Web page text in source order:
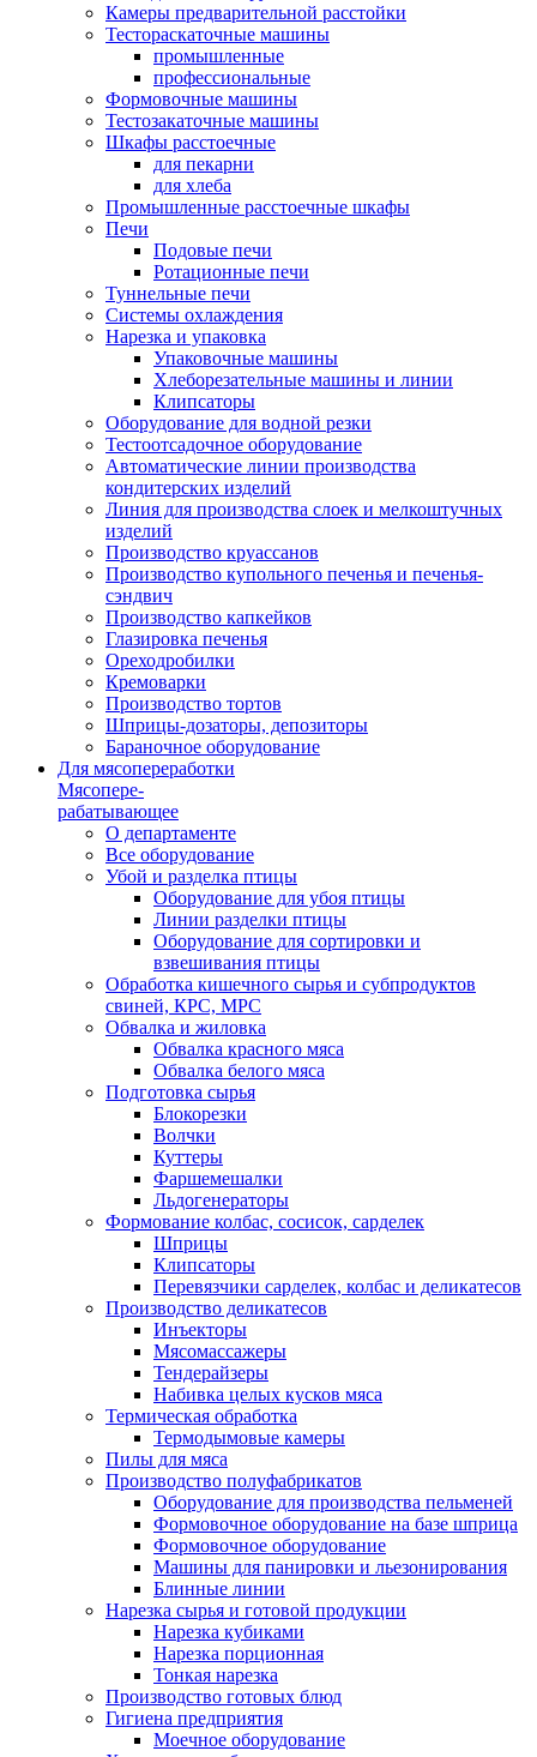
Камеры предварительной расстойки
Тестораскаточные машины
промышленные
профессиональные
Формовочные машины
Тестозакаточные машины
Шкафы расстоечные
для пекарни
для хлеба
Промышленные расстоечные шкафы
Печи
Подовые печи
Ротационные печи
Туннельные печи
Системы охлаждения
Нарезка и упаковка
Упаковочные машины
Хлеборезательные машины и линии
Клипсаторы
Оборудование для водной резки
Тестоотсадочное оборудование
Автоматические линии производства
кондитерских изделий
Линия для производства слоек и мелкоштучных
изделий
Производство круассанов
Производство купольного печенья и печенья-
сэндвич
Производство капкейков
Глазировка печенья
Ореходробилки
Кремоварки
Производство тортов
Шприцы-дозаторы, депозиторы
Бараночное оборудование
Для мясопереработки
Мясопере-
рабатывающее
О департаменте
Все оборудование
Убой и разделка птицы
Оборудование для убоя птицы
Линии разделки птицы
Оборудование для сортировки и
взвешивания птицы
Обработка кишечного сырья и субпродуктов
свиней, КРС, МРС
Обвалка и жиловка
Обвалка красного мяса
Обвалка белого мяса
Подготовка сырья
Блокорезки
Волчки
Куттеры
Фаршемешалки
Льдогенераторы
Формование колбас, сосисок, сарделек
Шприцы
Клипсаторы
Перевязчики сарделек, колбас и деликатесов
Производство деликатесов
Инъекторы
Мясомассажеры
Тендерайзеры
Набивка целых кусков мяса
Термическая обработка
Термодымовые камеры
Пилы для мяса
Производство полуфабрикатов
Оборудование для производства пельменей
Формовочное оборудование на базе шприца
Формовочное оборудование
Машины для панировки и льезонирования
Блинные линии
Нарезка сырья и готовой продукции
Нарезка кубиками
Нарезка порционная
Тонкая нарезка
Производство готовых блюд
Гигиена предприятия
Моечное оборудование